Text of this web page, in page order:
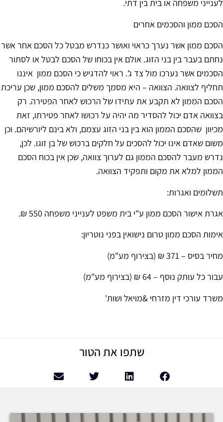
לענייני משפחה או בית בין דתי.
הסכם ממון והסכמים אחרים
הסכם ממון אשר נערך כראוי ואושר כנדרש מבטל כל הסכם אחר אשר
נחתם בעבר בין בני הזוג. אולם אין בכוחו של הסכם לבטל או לסתור
הסכמים אשר נערכו מול צד ג'. ראוי להדגיש כי הסכם ממון איננו
תחליף לצוואה. הצוואה – היא מסמך משלים להסכם ממון, שכן עריכת
הסכם הממון לא תקבע את עתידו של הרכוש לאחר הפטירה. רק
בצוואה אדם יכול להסדיר מה יהיה על רכושו לאחר פטירתו, זאת
מכיוון שהסכם הממון הוא בין בני הזוג עצמם, ולא בינם ליורשיהם. וכן
משום שאדם אינו יכול להסכים על חלקים ברכוש של בן זוגו. לכן,
נדרש מעבר להסכם הממון גם לערוך צוואה, שכן אין בכוח הסכם
הממון למלא את מקום ותפקיד הצוואה.
תשלומים ואגרות:
אגרת אישור הסכם ממון ע"י בית משפט לענייני משפחה 550 ₪.
אימות הסכם ממון טרום נישואין בפני נוטריון:
מחיר בסיס – 371 ₪ (בצירוף מע"מ)
עבור כל עותק נוסף – 64 ₪ (בצירוף מע"מ)
משרד עורכי דין מזרחי &מויאל ושות'
שתפו את הטור